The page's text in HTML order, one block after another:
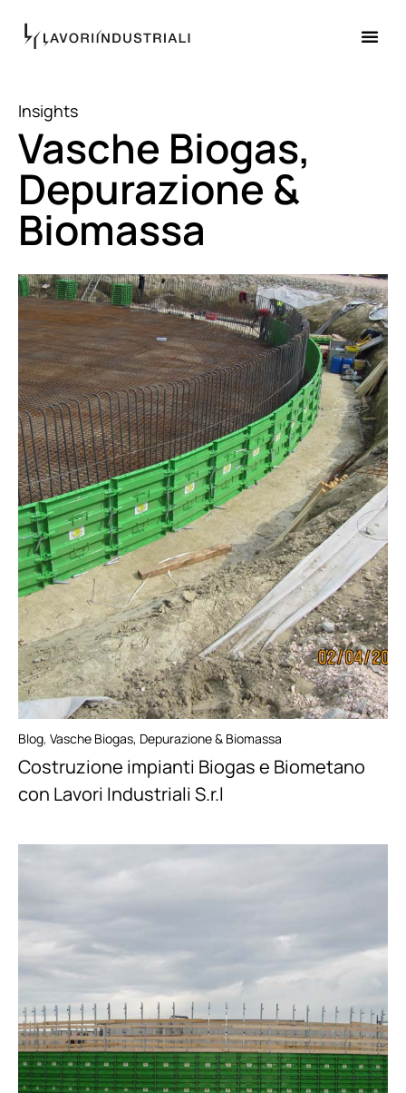
Insights
Vasche Biogas,
Depurazione &
Biomassa
Blog, Vasche Biogas, Depurazione & Biomassa
Costruzione impianti Biogas e Biometano
con Lavori Industriali S.r.l